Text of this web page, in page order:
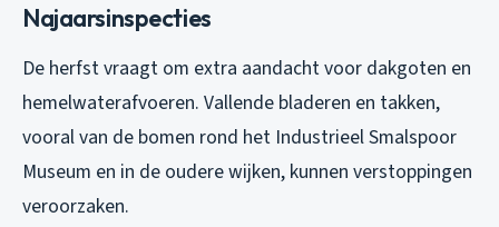
Najaarsinspecties
De herfst vraagt om extra aandacht voor dakgoten en
hemelwaterafvoeren. Vallende bladeren en takken,
vooral van de bomen rond het Industrieel Smalspoor
Museum en in de oudere wijken, kunnen verstoppingen
veroorzaken.